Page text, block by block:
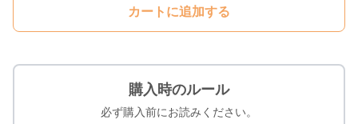
カートに追加する
購入時のルール
必ず購入前にお読みください。